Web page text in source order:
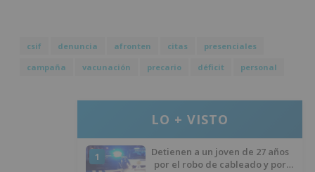
csif denuncia afronten citas
presenciales
campaña
vacunación precario déficit personal
LO + VISTO
1
Detienen a un joven de 27 años
por el robo de cableado y por